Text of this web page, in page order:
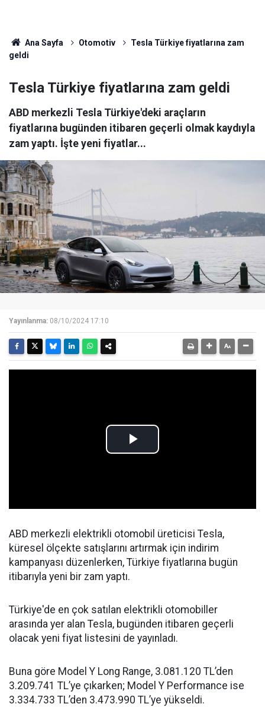
Ana Sayfa Otomotiv
Tesla Türkiye fiyatlarına zam
geldi
Tesla Türkiye fiyatlarına zam geldi
ABD merkezli Tesla Türkiye'deki araçların
fiyatlarına bugünden itibaren geçerli olmak kaydıyla
zam yaptı. İşte yeni fiyatlar...
Yayınlanma: 08/10/2024 17:10
ABD merkezli elektrikli otomobil üreticisi Tesla,
küresel ölçekte satışlarını artırmak için indirim
kampanyası düzenlerken, Türkiye fiyatlarına bugün
itibarıyla yeni bir zam yaptı.
Türkiye'de en çok satılan elektrikli otomobiller
arasında yer alan Tesla, bugünden itibaren geçerli
olacak yeni fiyat listesini de yayınladı.
Buna göre Model Y Long Range, 3.081.120 TL’den
3.209.741 TL’ye çıkarken; Model Y Performance ise
3.334.733 TL’den 3.473.990 TL’ye yükseldi.